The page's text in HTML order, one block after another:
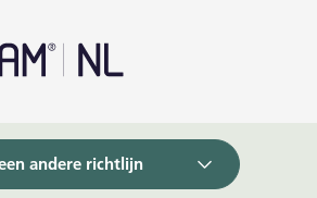
andere richtlijn